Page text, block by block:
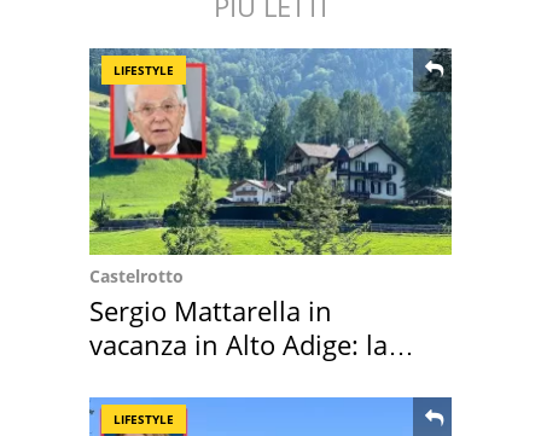
LIFESTYLE
Castelrotto
Sergio Mattarella in
vacanza in Alto Adige: la
LIFESTYLE